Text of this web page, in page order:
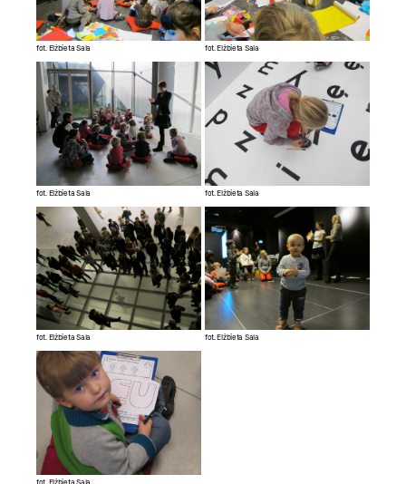
fot. Elżbieta Sala fot. Elżbieta Sala
fot. Elżbieta Sala fot. Elżbieta Sala
fot. Elżbieta Sala fot. Elżbieta Sala
fot. Elżbieta Sala